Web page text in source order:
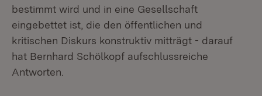
bestimmt wird und in eine Gesellschaft
eingebettet ist, die den öffentlichen und
kritischen Diskurs konstruktiv mitträgt - darauf
hat Bernhard Schölkopf aufschlussreiche
Antworten.